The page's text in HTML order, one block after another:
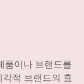
품이나 브랜드를
적 브랜드의 효